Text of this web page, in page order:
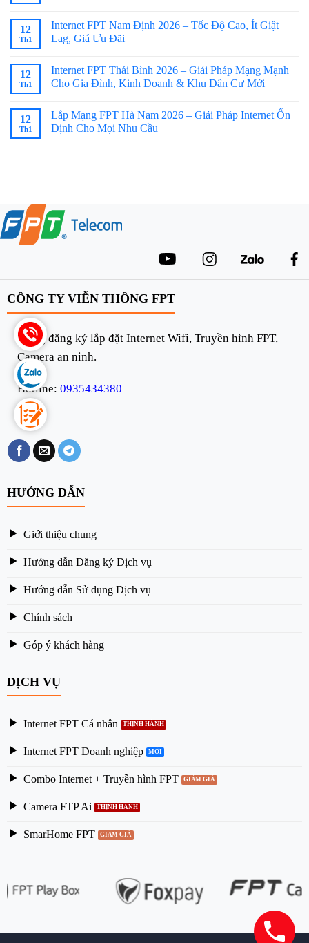
12
Th1
Internet FPT Nam Định 2026 – Tốc Độ Cao, Ít Giật
Lag, Giá Ưu Đãi
12
Th1
Internet FPT Thái Bình 2026 – Giải Pháp Mạng Mạnh
Cho Gia Đình, Kinh Doanh & Khu Dân Cư Mới
12
Th1
Lắp Mạng FPT Hà Nam 2026 – Giải Pháp Internet Ổn
Định Cho Mọi Nhu Cầu
CÔNG TY VIỄN THÔNG FPT
Trang đăng ký lắp đặt Internet Wifi, Truyền hình FPT,
Camera an ninh.
Hotline: 0935434380
HƯỚNG DẪN
Giới thiệu chung
Hướng dẫn Đăng ký Dịch vụ
Hướng dẫn Sử dụng Dịch vụ
Chính sách
Góp ý khách hàng
DỊCH VỤ
Internet FPT Cá nhân
Internet FPT Doanh nghiệp
Combo Internet + Truyền hình FPT
Camera FTP Ai
SmarHome FPT